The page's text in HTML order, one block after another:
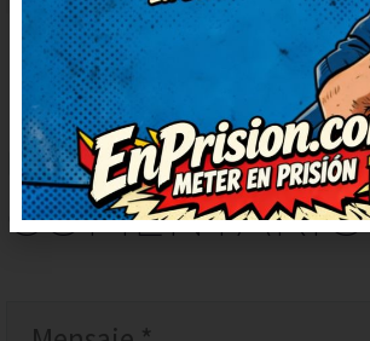
DEJARUN
COMENTARIO